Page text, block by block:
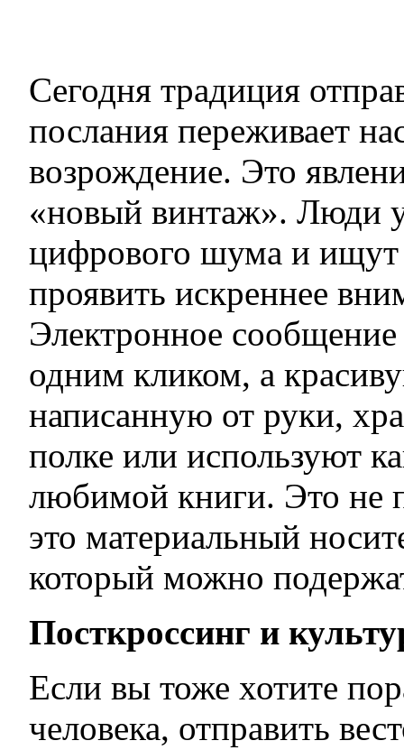
Сегодня традиция
послания переживает
возрождение. Это
«новый винтаж». Люди
цифрового шума и
проявить искреннее
Электронное
одним кликом, а
написанную от руки,
полке или используют
любимой книги. Это не
это материальный
который можно
Посткроссинг и
Если вы тоже хотите
человека, отправить